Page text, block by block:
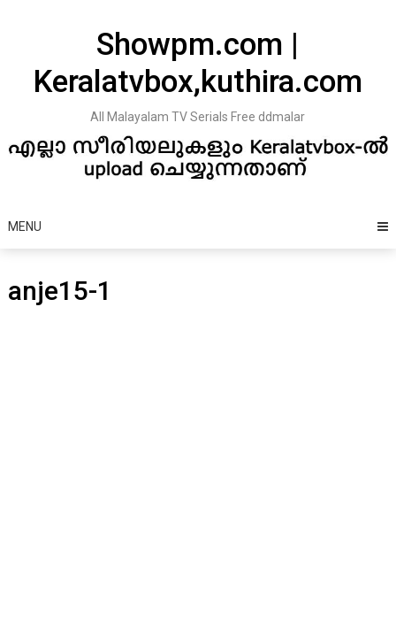
Showpm.com |
Keralatvbox,kuthira.com
All Malayalam TV Serials Free ddmalar
MENU
anje15-1